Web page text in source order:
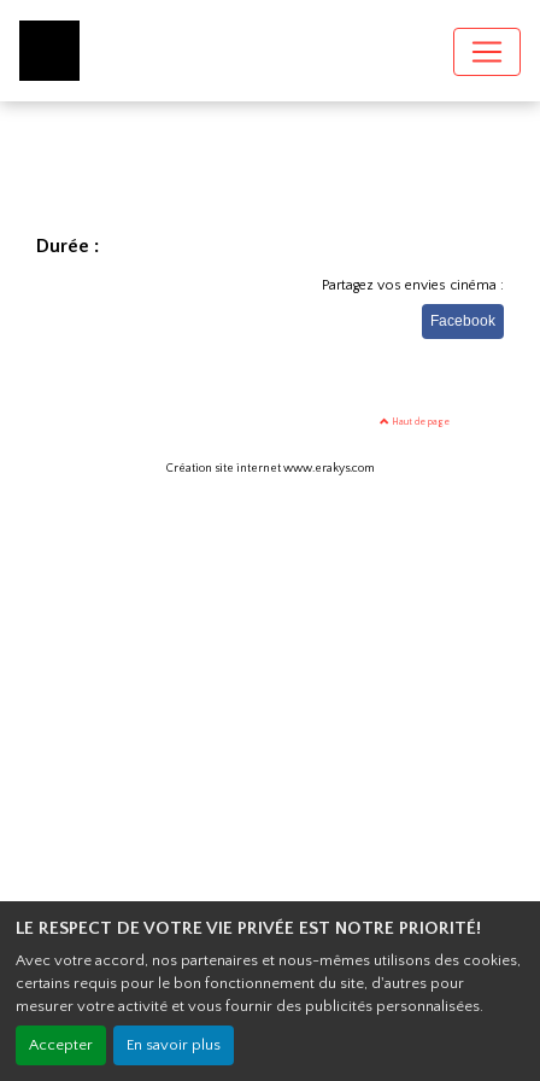
LE RESPECT DE VOTRE VIE PRIVÉE EST NOTRE PRIORITÉ!
Avec votre accord, nos partenaires et nous-mêmes utilisons des cookies,
certains requis pour le bon fonctionnement du site, d'autres pour
mesurer votre activité et vous fournir des publicités personnalisées.
Accepter En savoir plus
Durée :
Partagez vos envies cinéma :
Facebook
Haut de page
Création site internet www.erakys.com